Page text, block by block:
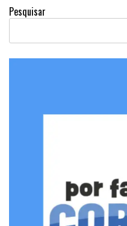
Pesquisar